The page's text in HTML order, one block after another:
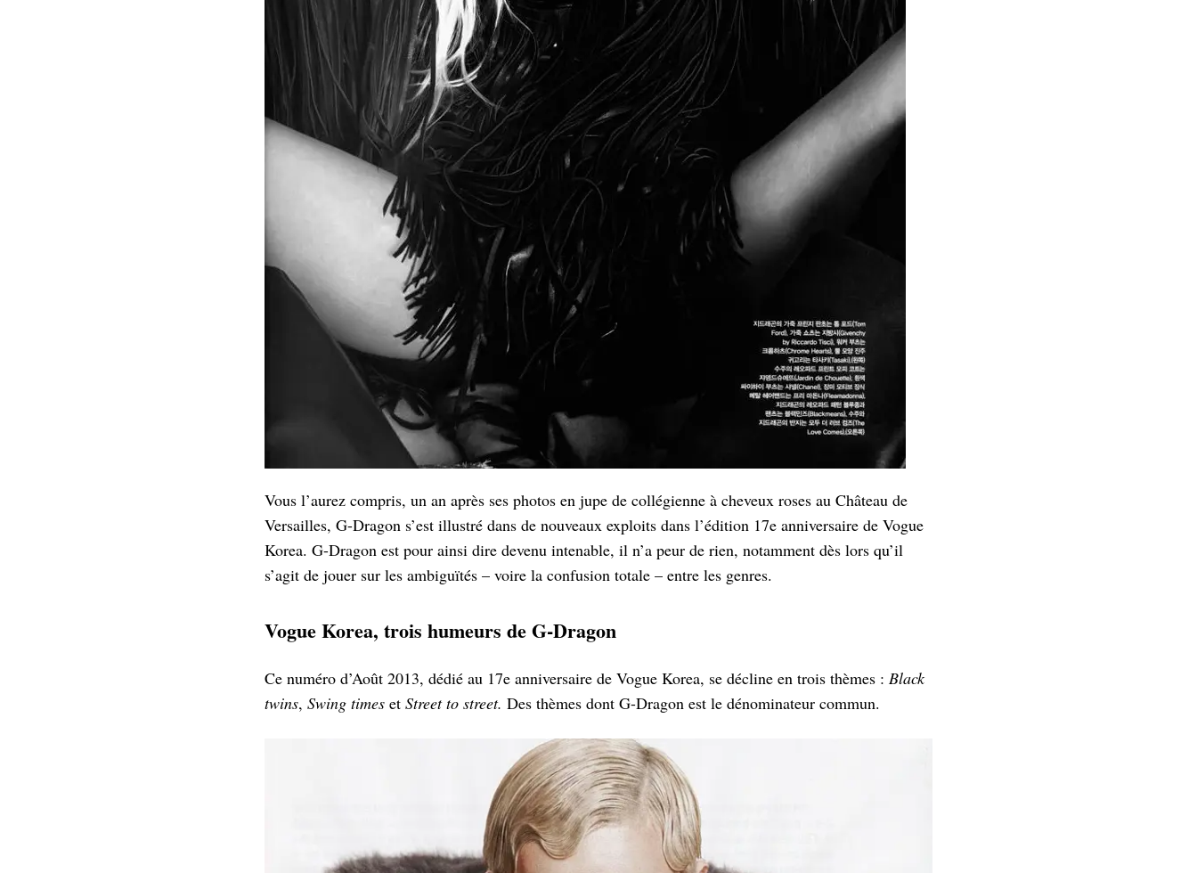
Vous l’aurez compris, un an après ses photos en jupe de collégienne à cheveux roses au Château de
Versailles, G-Dragon s’est illustré dans de nouveaux exploits dans l’édition 17e anniversaire de Vogue
Korea. G-Dragon est pour ainsi dire devenu intenable, il n’a peur de rien, notamment dès lors qu’il
s’agit de jouer sur les ambiguïtés – voire la confusion totale – entre les genres.
Vogue Korea, trois humeurs de G-Dragon
Ce numéro d’Août 2013, dédié au 17e anniversaire de Vogue Korea, se décline en trois thèmes : Black
twins, Swing times et Street to street. Des thèmes dont G-Dragon est le dénominateur commun.